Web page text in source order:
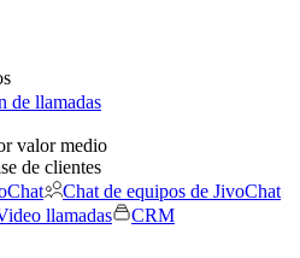
de llamadas
valor medio
de clientes
Chat de equipos de JivoChat
llamadas
CRM